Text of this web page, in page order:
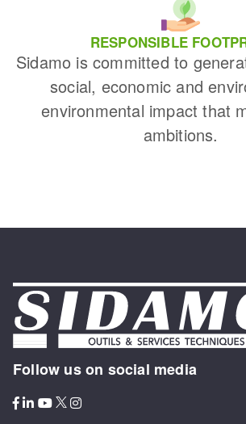
RESPONSIBLE
Sidamo is committed to
social, economic and
environmental impact that
ambitions.
Follow us on social media